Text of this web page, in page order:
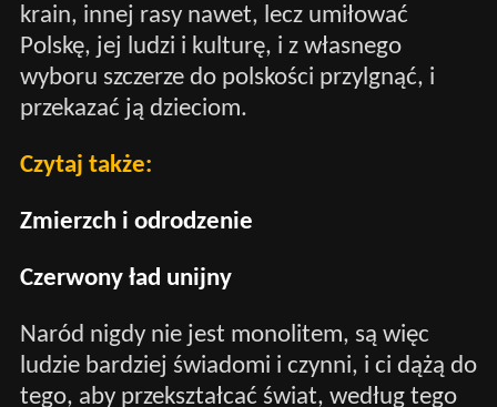
krain, innej rasy nawet, lecz umiłować
Polskę, jej ludzi i kulturę, i z własnego
wyboru szczerze do polskości przylgnąć, i
przekazać ją dzieciom.
Czytaj także:
Zmierzch i odrodzenie
Czerwony ład unijny
Naród nigdy nie jest monolitem, są więc
ludzie bardziej świadomi i czynni, i ci dążą do
tego, aby przekształcać świat, według tego